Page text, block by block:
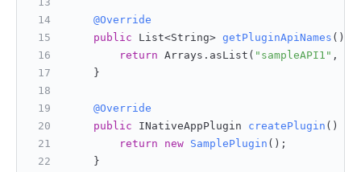
@Override
public List<String> getPluginApiNames ()
return Arrays.asList( "sampleAPI1" ,
    }
@Override
public INativeAppPlugin createPlugin ()
return
new SamplePlugin ();
    }